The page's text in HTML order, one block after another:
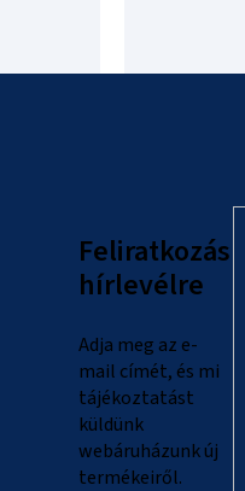
Feliratkozás
hírlevélre
Adja meg az e-
mail címét, és mi
tájékoztatást
küldünk
webáruházunk új
termékeiről.